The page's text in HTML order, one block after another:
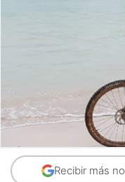
Recibir más